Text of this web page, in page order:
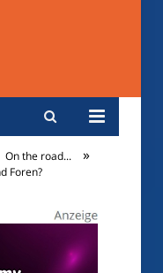
On the road... »
Foren?